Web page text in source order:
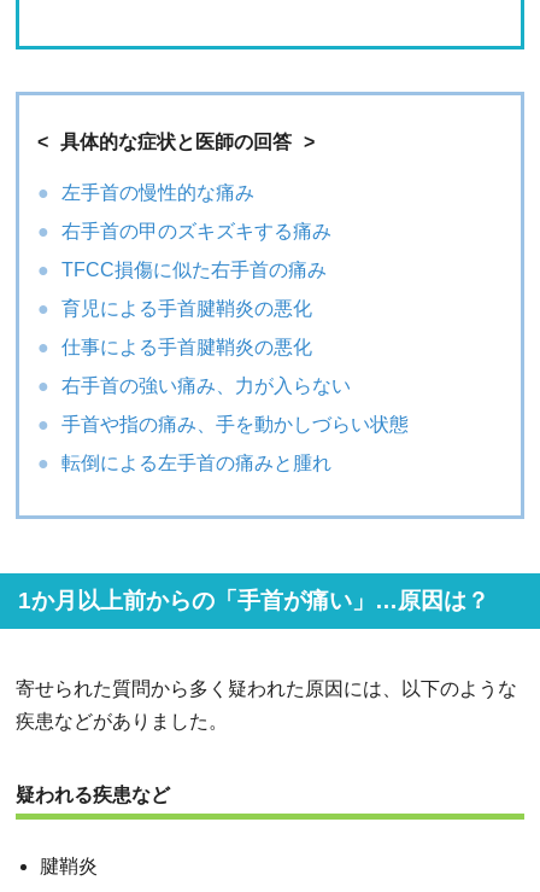
具体的な症状と医師の回答
左手首の慢性的な痛み
右手首の甲のズキズキする痛み
TFCC損傷に似た右手首の痛み
育児による手首腱鞘炎の悪化
仕事による手首腱鞘炎の悪化
右手首の強い痛み、力が入らない
手首や指の痛み、手を動かしづらい状態
転倒による左手首の痛みと腫れ
1か月以上前からの「手首が痛い」…原因は？
寄せられた質問から多く疑われた原因には、以下のような
疾患などがありました。
疑われる疾患など
腱鞘炎